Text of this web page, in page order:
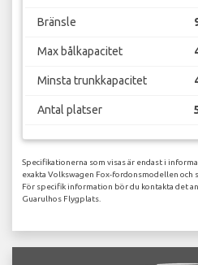
Bränsle
Max bålkapacitet
Minsta trunkkapacitet
Antal platser
Specifikationerna som visas är endast i
exakta Volkswagen Fox-fordonsmodellen och
För specifik information bör du kontakta det
Guarulhos Flygplats.